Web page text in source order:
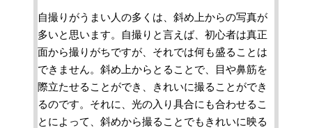
自撮りがうまい人の多くは、斜め上からの写真が
多いと思います。自撮りと言えば、初心者は真正
面から撮りがちですが、それでは何も盛ることは
できません。斜め上からとることで、目や鼻筋を
際立たせることができ、きれいに撮ることができ
るのです。それに、光の入り具合にも合わせるこ
とによって、斜めから撮ることでもきれいに映る